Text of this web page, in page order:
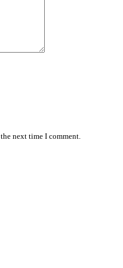
next time I comment.